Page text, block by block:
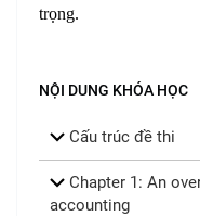
trọng.
NỘI DUNG KHÓA HỌC
Cấu trúc đề thi
Chapter 1: An
accounting